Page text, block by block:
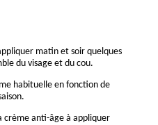
matin et soir quelques
du visage et du cou.
habituelle en fonction de
crème anti-âge à appliquer